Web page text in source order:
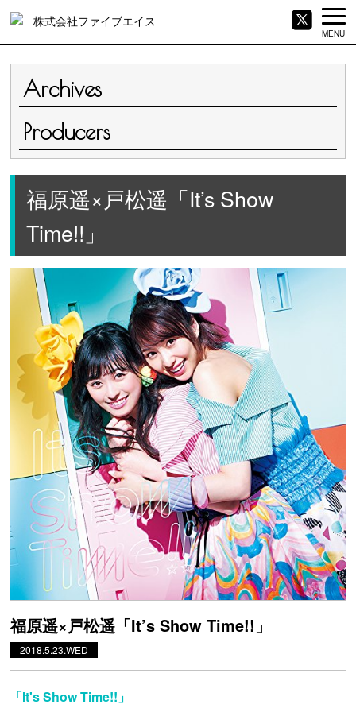
MENU
Archives
Producers
福原遥×戸松遥「It’s Show
Time!!」
福原遥×戸松遥「It’s Show Time!!」
2018.5.23.WED
「It's Show Time!!」